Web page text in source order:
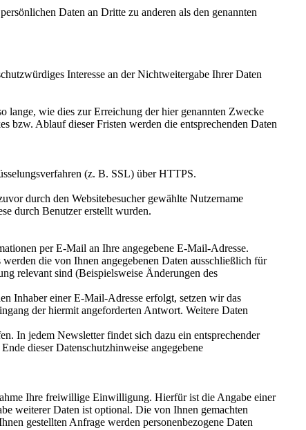
Daten an Dritte zu anderen als den genannten
Interesse an der Nichtweitergabe Ihrer Daten
lange, wie dies zur Erreichung der hier genannten Zwecke
bzw. Ablauf dieser Fristen werden die entsprechenden Daten
(z. B. SSL) über HTTPS.
durch den Websitebesucher gewählte Nutzername
durch Benutzer erstellt wurden.
per E-Mail an Ihre angegebene E-Mail-Adresse.
die von Ihnen angegebenen Daten ausschließlich für
relevant sind (Beispielsweise Änderungen des
Inhaber einer E-Mail-Adresse erfolgt, setzen wir das
der hiermit angeforderten Antwort. Weitere Daten
In jedem Newsletter findet sich dazu ein entsprechender
dieser Datenschutzhinweise angegebene
Ihre freiwillige Einwilligung. Hierfür ist die Angabe einer
weiterer Daten ist optional. Die von Ihnen gemachten
gestellten Anfrage werden personenbezogene Daten